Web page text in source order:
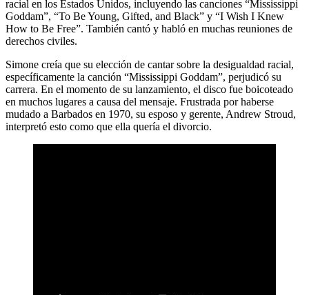
racial en los Estados Unidos, incluyendo las canciones “Mississippi
Goddam”, “To Be Young, Gifted, and Black” y “I Wish I Knew
How to Be Free”. También cantó y habló en muchas reuniones de
derechos civiles.
Simone creía que su elección de cantar sobre la desigualdad racial,
específicamente la canción “Mississippi Goddam”, perjudicó su
carrera. En el momento de su lanzamiento, el disco fue boicoteado
en muchos lugares a causa del mensaje. Frustrada por haberse
mudado a Barbados en 1970, su esposo y gerente, Andrew Stroud,
interpretó esto como que ella quería el divorcio.